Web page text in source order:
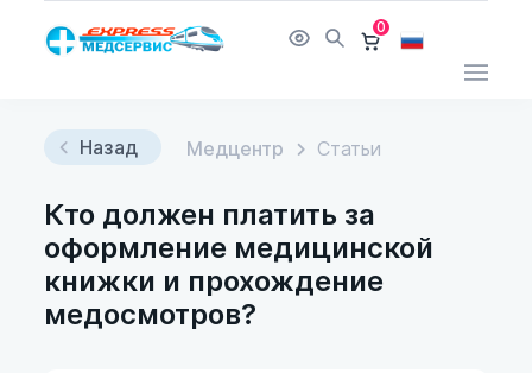
0
Назад Медцентр Статьи
Кто должен платить за
оформление медицинской
книжки и прохождение
медосмотров?